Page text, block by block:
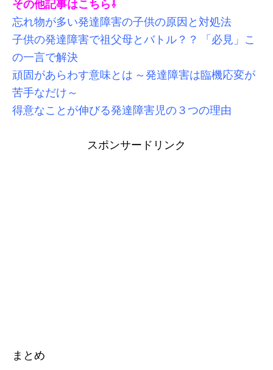
その他記事はこちら⇩
忘れ物が多い発達障害の子供の原因と対処法
子供の発達障害で祖父母とバトル？？ 「必見」こ
の一言で解決
頑固があらわす意味とは ～発達障害は臨機応変が
苦手なだけ～
得意なことが伸びる発達障害児の３つの理由
スポンサードリンク
まとめ